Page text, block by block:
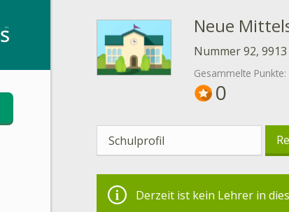
Neue
Nummer 92,
Gesammelte Punkte:
0
Schulprofil
Derzeit ist kein Lehrer in